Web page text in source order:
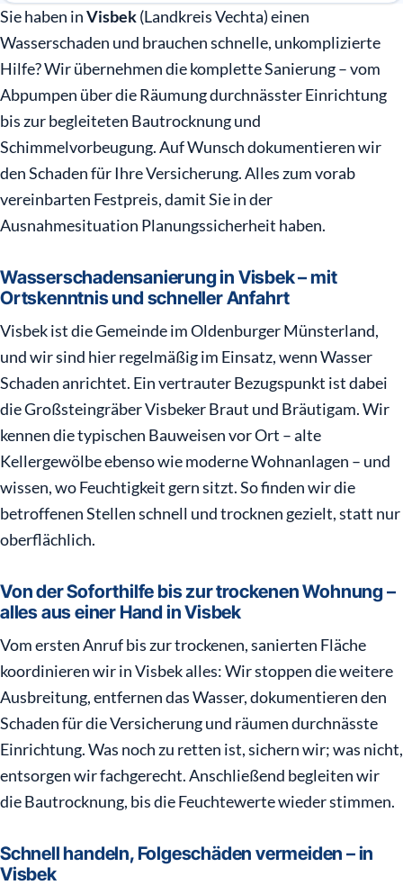
Sie haben inVisbek(Landkreis Vechta) einen
Wasserschaden und brauchen schnelle, unkomplizierte
Hilfe? Wir übernehmen die komplette Sanierung – vom
Abpumpen über die Räumung durchnässter Einrichtung
bis zur begleiteten Bautrocknung und
Schimmelvorbeugung. Auf Wunsch dokumentieren wir
den Schaden für Ihre Versicherung. Alles zum vorab
vereinbarten Festpreis, damit Sie in der
Ausnahmesituation Planungssicherheit haben.
Wasserschadensanierung in Visbek – mit
Ortskenntnis und schneller Anfahrt
Visbek ist die Gemeinde im Oldenburger Münsterland,
und wir sind hier regelmäßig im Einsatz, wenn Wasser
Schaden anrichtet. Ein vertrauter Bezugspunkt ist dabei
die Großsteingräber Visbeker Braut und Bräutigam. Wir
kennen die typischen Bauweisen vor Ort – alte
Kellergewölbe ebenso wie moderne Wohnanlagen – und
wissen, wo Feuchtigkeit gern sitzt. So finden wir die
betroffenen Stellen schnell und trocknen gezielt, statt nur
oberflächlich.
Von der Soforthilfe bis zur trockenen Wohnung –
alles aus einer Hand in Visbek
Vom ersten Anruf bis zur trockenen, sanierten Fläche
koordinieren wir in Visbek alles: Wir stoppen die weitere
Ausbreitung, entfernen das Wasser, dokumentieren den
Schaden für die Versicherung und räumen durchnässte
Einrichtung. Was noch zu retten ist, sichern wir; was nicht,
entsorgen wir fachgerecht. Anschließend begleiten wir
die Bautrocknung, bis die Feuchtewerte wieder stimmen.
Schnell handeln, Folgeschäden vermeiden – in
Visbek